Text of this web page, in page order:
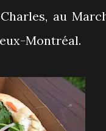
au
Montréal.